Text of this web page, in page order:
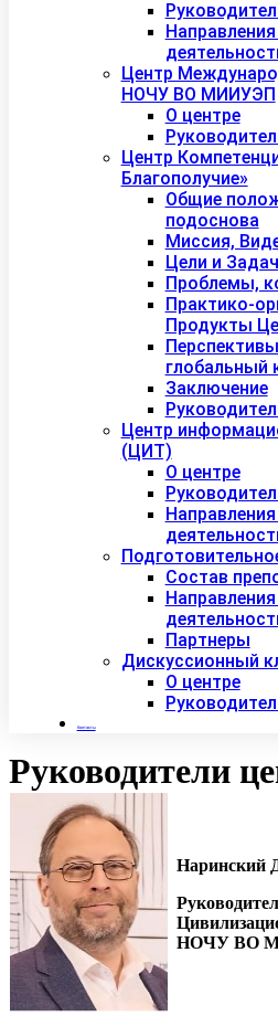
Центр
НОЧУ ВО МИИУЭП
О центре
Центр
Благополучие»
Общие
подоснова
Миссия,
Цели и
Проблемы,
Практико-
Продукты
глобальный
Заключение
Центр
(ЦИТ)
О центре
Состав
Партнеры
Дискуссионный
О центре
Контакты
Руководители
Наринский
НОЧУ ВО